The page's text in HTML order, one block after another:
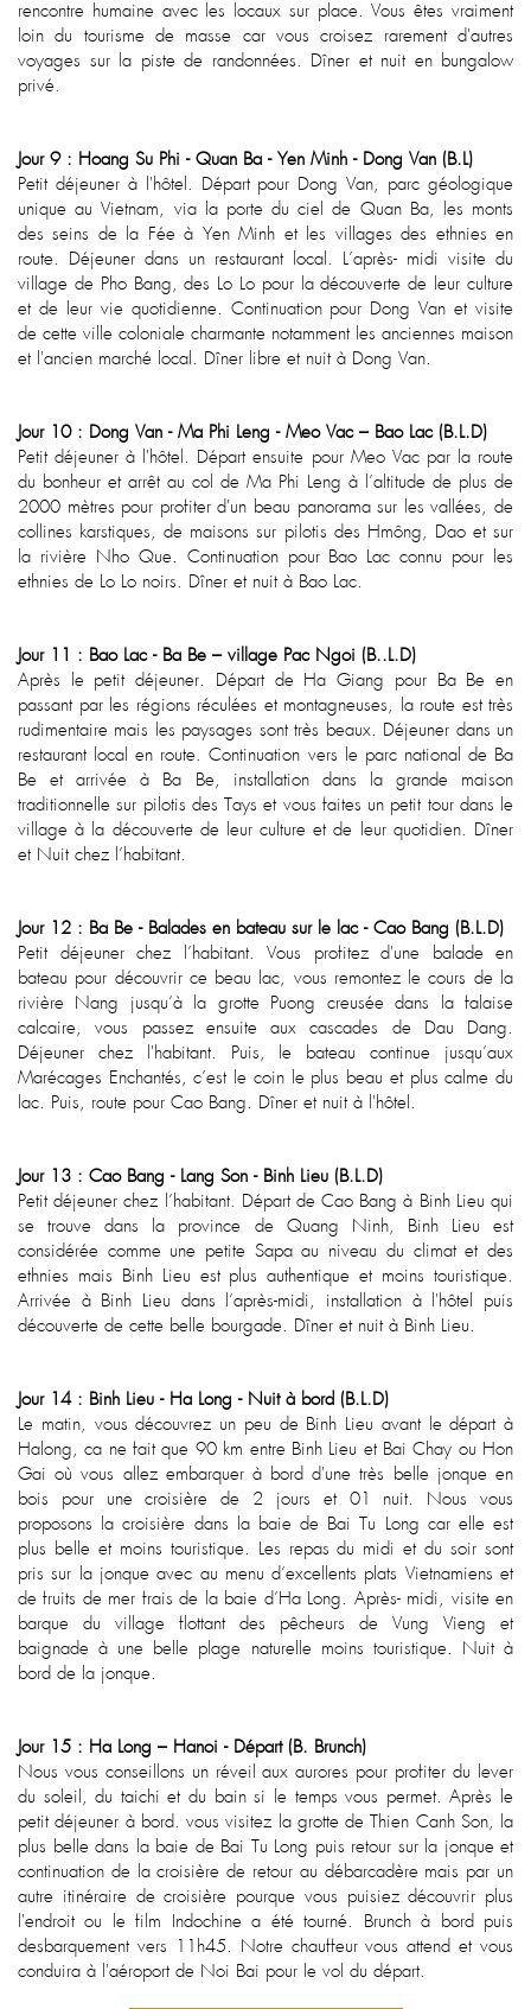
rencontre humaine avec les locaux sur place. Vous êtes vraiment
loin du tourisme de masse car vous croisez rarement d'autres
voyages sur la piste de randonnées. Dîner et nuit en bungalow
privé.
Jour 9 : Hoang Su Phi - Quan Ba - Yen Minh - Dong Van (B.L)
Petit déjeuner à l'hôtel. Départ pour Dong Van, parc géologique
unique au Vietnam, via la porte du ciel de Quan Ba, les monts
des seins de la Fée à Yen Minh et les villages des ethnies en
route. Déjeuner dans un restaurant local. L’après- midi visite du
village de Pho Bang, des Lo Lo pour la découverte de leur culture
et de leur vie quotidienne. Continuation pour Dong Van et visite
de cette ville coloniale charmante notamment les anciennes maison
et l'ancien marché local. Dîner libre et nuit à Dong Van.
Jour 10 : Dong Van - Ma Phi Leng - Meo Vac – Bao Lac (B.L.D)
Petit déjeuner à l'hôtel. Départ ensuite pour Meo Vac par la route
du bonheur et arrêt au col de Ma Phi Leng à l’altitude de plus de
2000 mètres pour profiter d'un beau panorama sur les vallées, de
collines karstiques, de maisons sur pilotis des Hmông, Dao et sur
la rivière Nho Que. Continuation pour Bao Lac connu pour les
ethnies de Lo Lo noirs. Dîner et nuit à Bao Lac.
Jour 11 : Bao Lac - Ba Be – village Pac Ngoi (B..L.D)
Après le petit déjeuner. Départ de Ha Giang pour Ba Be en
passant par les régions réculées et montagneuses, la route est très
rudimentaire mais les paysages sont très beaux. Déjeuner dans un
restaurant local en route. Continuation vers le parc national de Ba
Be et arrivée à Ba Be, installation dans la grande maison
traditionnelle sur pilotis des Tays et vous faites un petit tour dans le
village à la découverte de leur culture et de leur quotidien. Dîner
et Nuit chez l’habitant.
Jour 12 : Ba Be - Balades en bateau sur le lac - Cao Bang (B.L.D)
Petit déjeuner chez l’habitant. Vous profitez d'une balade en
bateau pour découvrir ce beau lac, vous remontez le cours de la
rivière Nang jusqu’à la grotte Puong creusée dans la falaise
calcaire, vous passez ensuite aux cascades de Dau Dang.
Déjeuner chez l'habitant. Puis, le bateau continue jusqu’aux
Marécages Enchantés, c’est le coin le plus beau et plus calme du
lac. Puis, route pour Cao Bang. Dîner et nuit à l'hôtel.
Jour 13 : Cao Bang - Lang Son - Binh Lieu (B.L.D)
Petit déjeuner chez l’habitant. Départ de Cao Bang à Binh Lieu qui
se trouve dans la province de Quang Ninh, Binh Lieu est
considérée comme une petite Sapa au niveau du climat et des
ethnies mais Binh Lieu est plus authentique et moins touristique.
Arrivée à Binh Lieu dans l’après-midi, installation à l'hôtel puis
découverte de cette belle bourgade. Dîner et nuit à Binh Lieu.
Jour 14 : Binh Lieu - Ha Long - Nuit à bord (B.L.D)
Le matin, vous découvrez un peu de Binh Lieu avant le départ à
Halong, ca ne fait que 90 km entre Binh Lieu et Bai Chay ou Hon
Gai où vous allez embarquer à bord d'une très belle jonque en
bois pour une croisière de 2 jours et 01 nuit. Nous vous
proposons la croisière dans la baie de Bai Tu Long car elle est
plus belle et moins touristique. Les repas du midi et du soir sont
pris sur la jonque avec au menu d’excellents plats Vietnamiens et
de fruits de mer frais de la baie d’Ha Long. Après- midi, visite en
barque du village flottant des pêcheurs de Vung Vieng et
baignade à une belle plage naturelle moins touristique. Nuit à
bord de la jonque.
Jour 15 : Ha Long – Hanoi - Départ (B. Brunch)
Nous vous conseillons un réveil aux aurores pour profiter du lever
du soleil, du taichi et du bain si le temps vous permet. Après le
petit déjeuner à bord. vous visitez la grotte de Thien Canh Son, la
plus belle dans la baie de Bai Tu Long puis retour sur la jonque et
continuation de la croisière de retour au débarcadère mais par un
autre itinéraire de croisière pourque vous puisiez découvrir plus
l'endroit ou le film Indochine a été tourné. Brunch à bord puis
desbarquement vers 11h45. Notre chauffeur vous attend et vous
conduira à l'aéroport de Noi Bai pour le vol du départ.